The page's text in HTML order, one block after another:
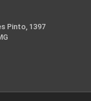
Pinto, 1397